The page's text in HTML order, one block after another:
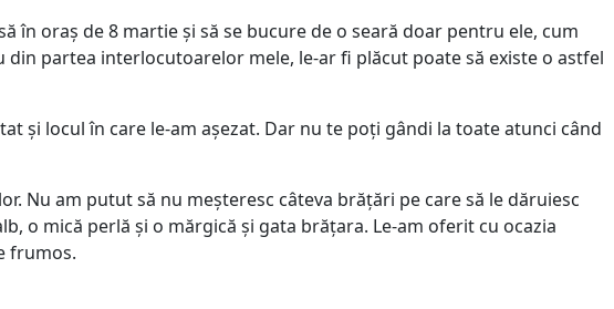
în oraș de 8 martie și să se bucure de o seară doar pentru ele, cum
partea interlocutoarelor mele, le-ar fi plăcut poate să existe o astfel
și locul în care le-am așezat. Dar nu te poți gândi la toate atunci când
Nu am putut să nu meșteresc câteva brățări pe care să le dăruiesc
o mică perlă și o mărgică și gata brățara. Le-am oferit cu ocazia
frumos.